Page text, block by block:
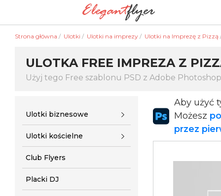
Strona główna / Ulotki / Ulotki na imprezy / Ulotki na Imprezę z Pizzą
ULOTKA FREE IMPREZA Z
Użyj tego Free szablonu PSD z Adobe Photoshop
Ulotki biznesowe
Ulotki kościelne
Club Flyers
Placki DJ
Aby użyć
Możesz
przez